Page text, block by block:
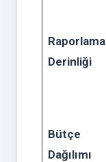
Raporlama
Derinliği
Bütçe
Dağılımı